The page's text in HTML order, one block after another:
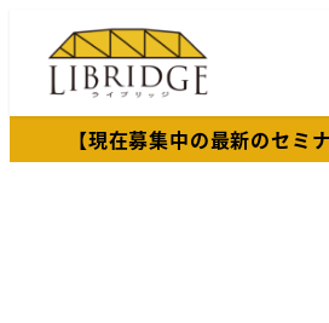
ン
【現在募集中の最新のセミ